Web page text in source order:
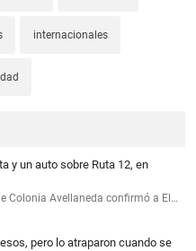
internacionales
y un auto sobre Ruta 12, en
Colonia Avellaneda confirmó a El…
pero lo atraparon cuando se